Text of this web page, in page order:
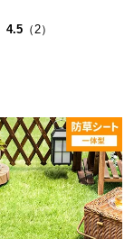
4.5 （2）